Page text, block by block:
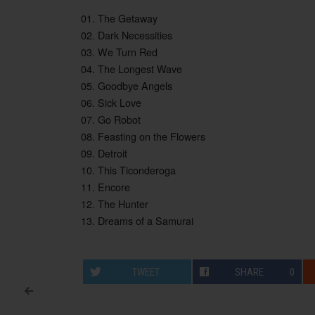
<
01. The Getaway
02. Dark Necessities
03. We Turn Red
04. The Longest Wave
05. Goodbye Angels
06. Sick Love
07. Go Robot
08. Feasting on the Flowers
09. Detroit
10. This Ticonderoga
11. Encore
12. The Hunter
13. Dreams of a Samurai
TWEET SHARE 0